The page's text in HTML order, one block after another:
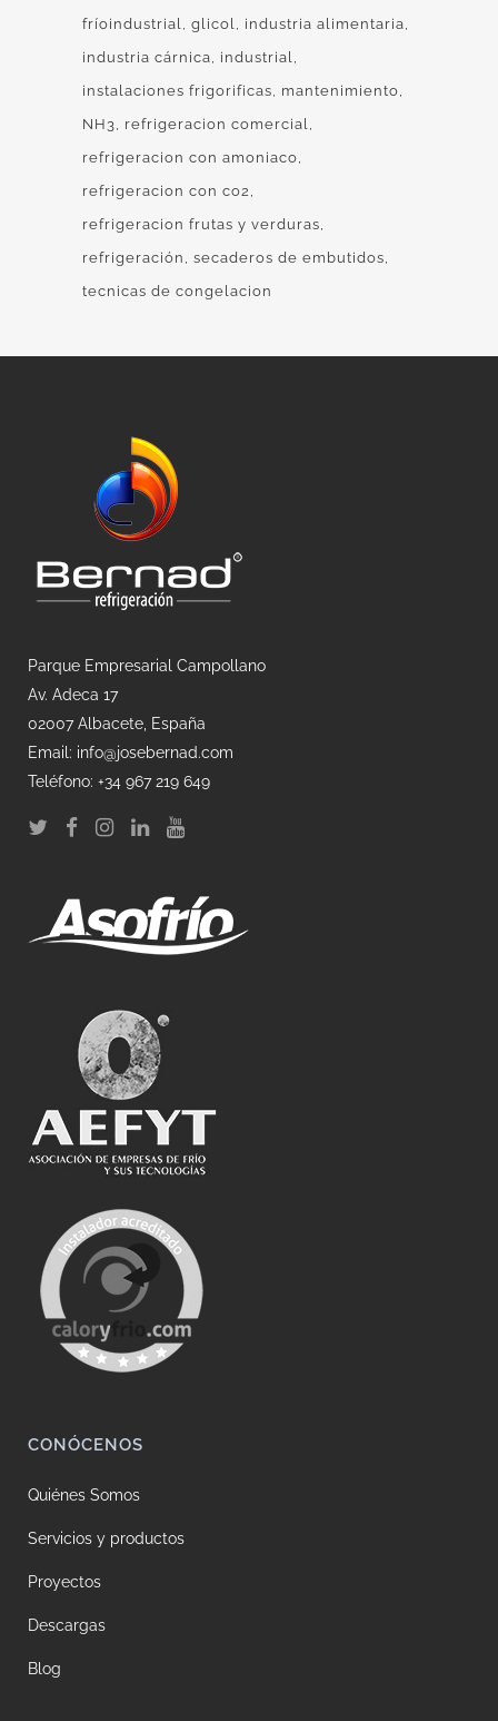
fríoindustrial glicol
industria alimentaria
industria cárnica
industrial
instalaciones frigorificas
mantenimiento
NH3
refrigeracion comercial
refrigeracion con amoniaco
refrigeracion con co2
refrigeracion frutas y verduras
refrigeración
secaderos de embutidos
tecnicas de congelacion
Parque Empresarial Campollano
Av. Adeca 17
02007 Albacete, España
Email: info@josebernad.com
Teléfono: +34 967 219 649
CONÓCENOS
Quiénes Somos
Servicios y productos
Proyectos
Descargas
Blog